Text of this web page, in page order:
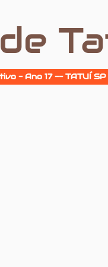
- Ano 17 -- TATUÍ SP